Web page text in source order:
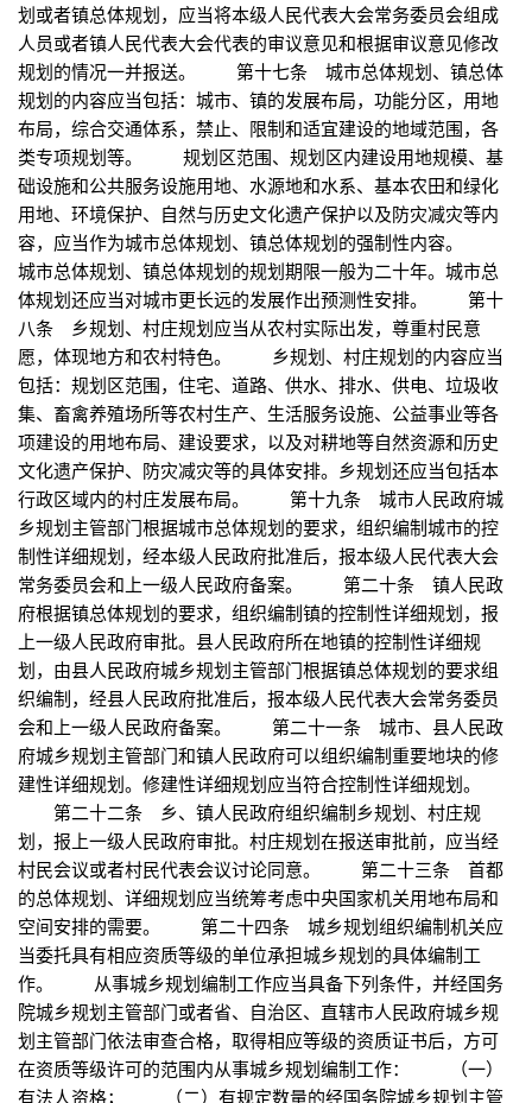
划或者镇总体规划，应当将本级人民代表大会常务委员会组成
人员或者镇人民代表大会代表的审议意见和根据审议意见修改
规划的情况一并报送。 第十七条 城市总体规划、镇总体
规划的内容应当包括：城市、镇的发展布局，功能分区，用地
布局，综合交通体系，禁止、限制和适宜建设的地域范围，各
类专项规划等。 规划区范围、规划区内建设用地规模、基
础设施和公共服务设施用地、水源地和水系、基本农田和绿化
用地、环境保护、自然与历史文化遗产保护以及防灾减灾等内
容，应当作为城市总体规划、镇总体规划的强制性内容。
城市总体规划、镇总体规划的规划期限一般为二十年。城市总
体规划还应当对城市更长远的发展作出预测性安排。 第十
八条 乡规划、村庄规划应当从农村实际出发，尊重村民意
愿，体现地方和农村特色。 乡规划、村庄规划的内容应当
包括：规划区范围，住宅、道路、供水、排水、供电、垃圾收
集、畜禽养殖场所等农村生产、生活服务设施、公益事业等各
项建设的用地布局、建设要求，以及对耕地等自然资源和历史
文化遗产保护、防灾减灾等的具体安排。乡规划还应当包括本
行政区域内的村庄发展布局。 第十九条 城市人民政府城
乡规划主管部门根据城市总体规划的要求，组织编制城市的控
制性详细规划，经本级人民政府批准后，报本级人民代表大会
常务委员会和上一级人民政府备案。 第二十条 镇人民政
府根据镇总体规划的要求，组织编制镇的控制性详细规划，报
上一级人民政府审批。县人民政府所在地镇的控制性详细规
划，由县人民政府城乡规划主管部门根据镇总体规划的要求组
织编制，经县人民政府批准后，报本级人民代表大会常务委员
会和上一级人民政府备案。 第二十一条 城市、县人民政
府城乡规划主管部门和镇人民政府可以组织编制重要地块的修
建性详细规划。修建性详细规划应当符合控制性详细规划。
第二十二条 乡、镇人民政府组织编制乡规划、村庄规
划，报上一级人民政府审批。村庄规划在报送审批前，应当经
村民会议或者村民代表会议讨论同意。 第二十三条 首都
的总体规划、详细规划应当统筹考虑中央国家机关用地布局和
空间安排的需要。 第二十四条 城乡规划组织编制机关应
当委托具有相应资质等级的单位承担城乡规划的具体编制工
作。 从事城乡规划编制工作应当具备下列条件，并经国务
院城乡规划主管部门或者省、自治区、直辖市人民政府城乡规
划主管部门依法审查合格，取得相应等级的资质证书后，方可
在资质等级许可的范围内从事城乡规划编制工作： （一）
有法人资格； （二）有规定数量的经国务院城乡规划主管